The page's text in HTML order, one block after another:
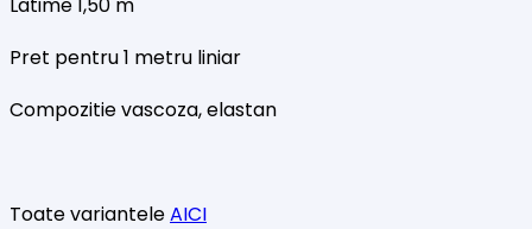
Pret pentru 1 metru liniar
Compozitie vascoza, elastan
Toate varianteleAICI